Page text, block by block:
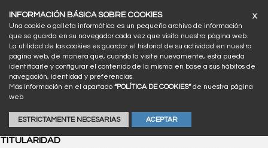
Aviso Legal
TITULARIDAD
X
INFORMACIÓN BÁSICA SOBRE COOKIES
Una cookie o galleta informática es un pequeño archivo de información
que se guarda en su navegador cada vez que visita nuestra página web.
La utilidad de las cookies es guardar el historial de su actividad en nuestra
página web, de manera que, cuando la visite nuevamente, ésta pueda
identificarle y configurar el contenido de la misma en base a sus hábitos de
navegación, identidad y preferencias.
Más información en el apartado “POLÍTICA DE COOKIES”de nuestra página
web
ESTRICTAMENTE NECESARIAS ACEPTAR